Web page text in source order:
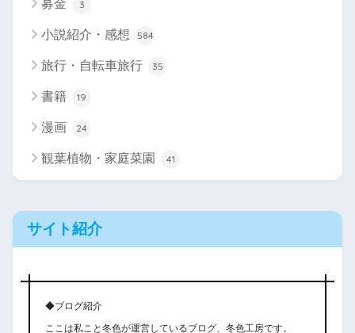
募金 3
小説紹介・感想 584
旅行・自転車旅行 35
書籍 19
漫画 24
観葉植物・家庭菜園 41
サイト紹介
◆ブログ紹介
ここは私こと冬色が運営しているブログ、冬色工房です。